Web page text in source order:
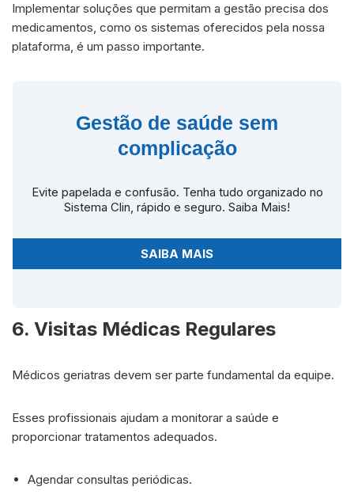
Implementar soluções que permitam a gestão precisa dos
medicamentos, como os sistemas oferecidos pela nossa
plataforma, é um passo importante.
Gestão de saúde sem
complicação
Evite papelada e confusão. Tenha tudo organizado no
Sistema Clin, rápido e seguro. Saiba Mais!
SAIBA MAIS
6. Visitas Médicas Regulares
Médicos geriatras devem ser parte fundamental da equipe.
Esses profissionais ajudam a monitorar a saúde e
proporcionar tratamentos adequados.
Agendar consultas periódicas.